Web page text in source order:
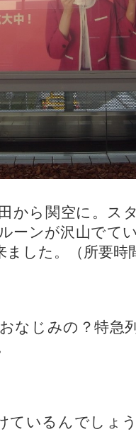
から関空に。ス
ーンが沢山でて
ました。（所要時
なじみの？特急
ているんでしょ